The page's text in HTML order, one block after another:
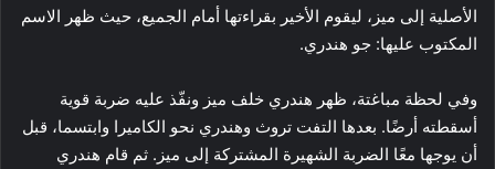
الأصلية إلى ميز، ليقوم الأخير بقراءتها أمام الجميع، حيث ظهر الاسم
المكتوب عليها: جو هندري.
وفي لحظة مباغتة، ظهر هندري خلف ميز ونفّذ عليه ضربة قوية
أسقطته أرضًا. بعدها التفت تروث وهندري نحو الكاميرا وابتسما، قبل
أن يوجها معًا الضربة الشهيرة المشتركة إلى ميز. ثم قام هندري